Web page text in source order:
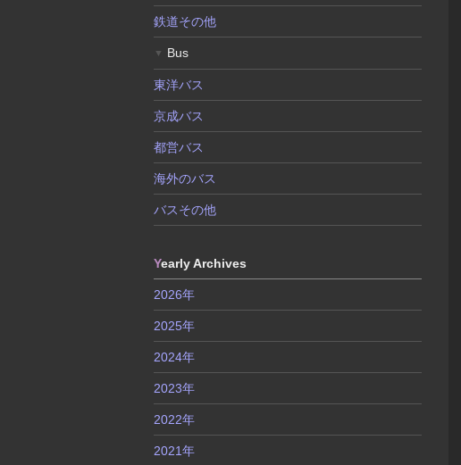
鉄道その他
▼ Bus
東洋バス
京成バス
都営バス
海外のバス
バスその他
Yearly Archives
2026年
2025年
2024年
2023年
2022年
2021年